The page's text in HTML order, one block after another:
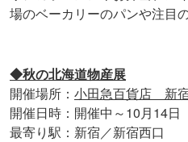
場のベーカリーのパンや注目
◆秋の北海道物産展
開催場所： 小田急百貨店 新
開催日時：開催中～10月14日
最寄り駅：新宿／新宿西口